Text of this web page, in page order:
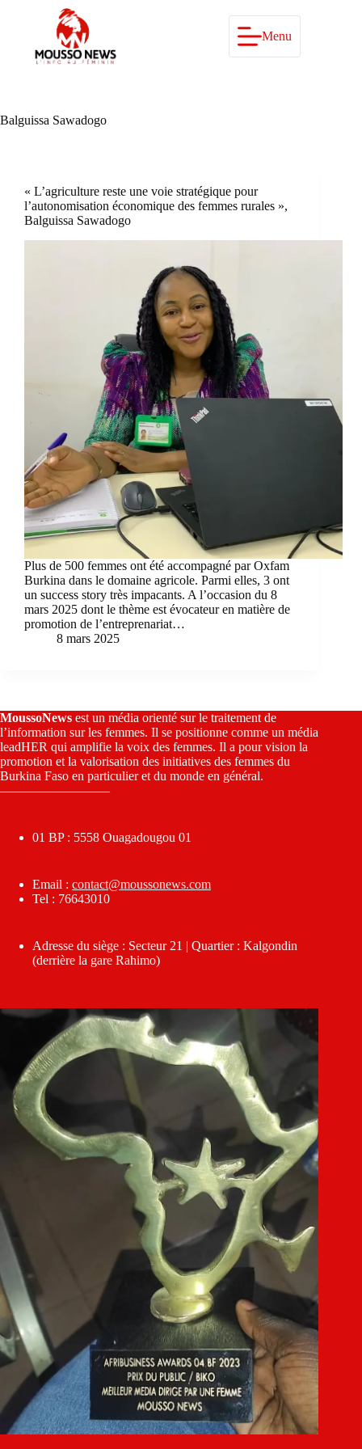
Menu
Balguissa Sawadogo
« L’agriculture reste une voie stratégique pour
l’autonomisation économique des femmes rurales »,
Balguissa Sawadogo
Plus de 500 femmes ont été accompagné par Oxfam
Burkina dans le domaine agricole. Parmi elles, 3 ont
un success story très impacants. A l’occasion du 8
mars 2025 dont le thème est évocateur en matière de
promotion de l’entreprenariat…
8 mars 2025
MoussoNews est un média orienté sur le traitement de
l’information sur les femmes. Il se positionne comme un média
leadHER qui amplifie la voix des femmes. Il a pour vision la
promotion et la valorisation des initiatives des femmes du
Burkina Faso en particulier et du monde en général.
————————–
01 BP : 5558 Ouagadougou 01
Email : contact@moussonews.com
Tel : 76643010
Adresse du siège : Secteur 21 | Quartier : Kalgondin
(derrière la gare Rahimo)